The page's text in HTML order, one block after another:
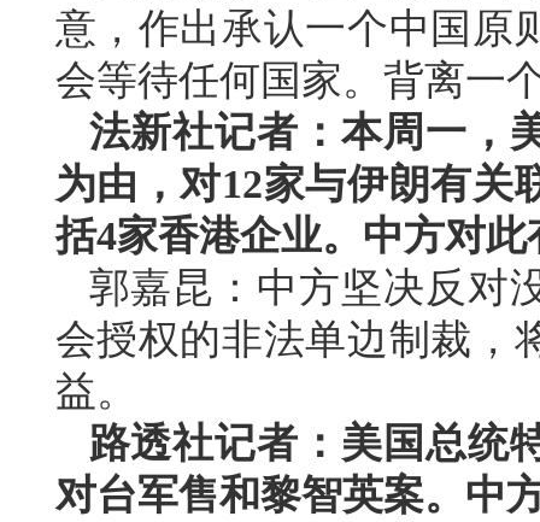
意，作出承认一个中国原
会等待任何国家。背离一
法新社记者：本周一，
为由，对12家与伊朗有关
括4家香港企业。中方对此
郭嘉昆：中方坚决反对
会授权的非法单边制裁，
益。
路透社记者：美国总统
对台军售和黎智英案。中